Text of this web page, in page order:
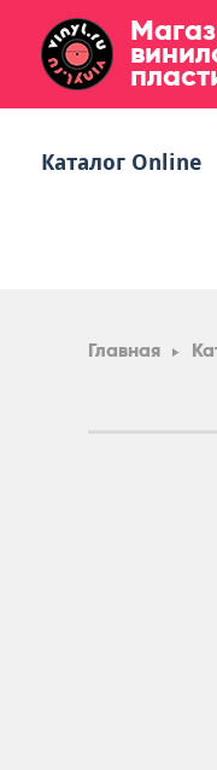
Каталог Online
Главная